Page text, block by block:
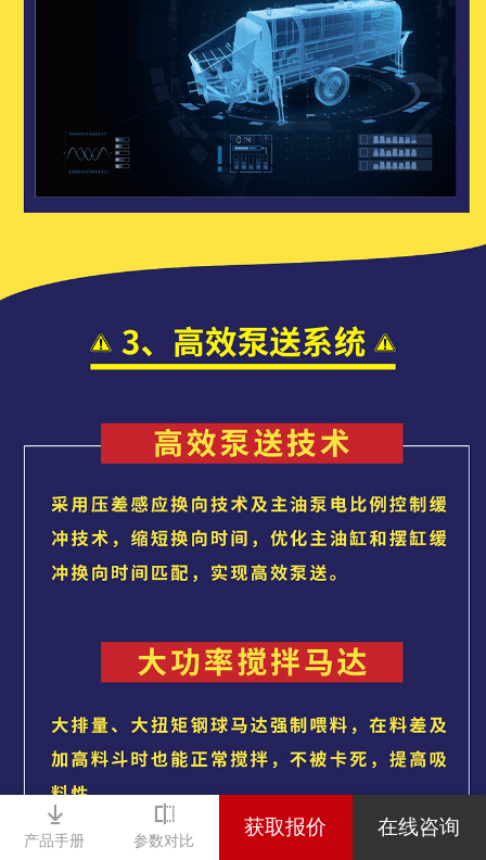
产品手册 参数对比
获取报价 在线咨询